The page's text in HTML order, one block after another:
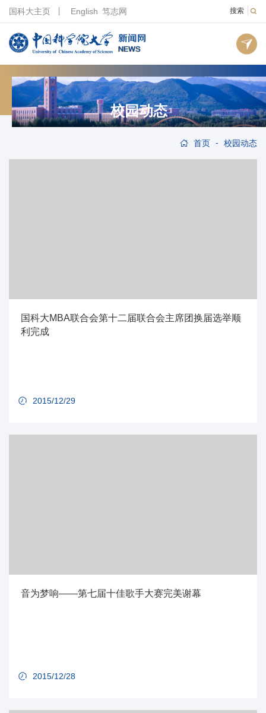
搜索
国科大主页 English 笃志网
校园动态
首页 - 校园动态
国科大MBA联合会第十二届联合会主席团换届选举顺
利完成
2015/12/29
音为梦响——第七届十佳歌手大赛完美谢幕
2015/12/28